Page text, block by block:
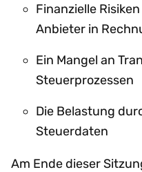
Finanzielle
Anbieter in
Ein Mangel an
Steuerprozessen
Die Belastung
Steuerdaten
Am Ende dieser